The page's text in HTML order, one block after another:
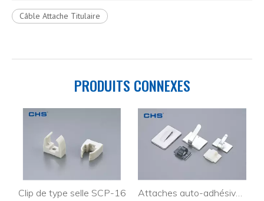
Câble Attache Titulaire
PRODUITS CONNEXES
Clip de type selle SCP-16